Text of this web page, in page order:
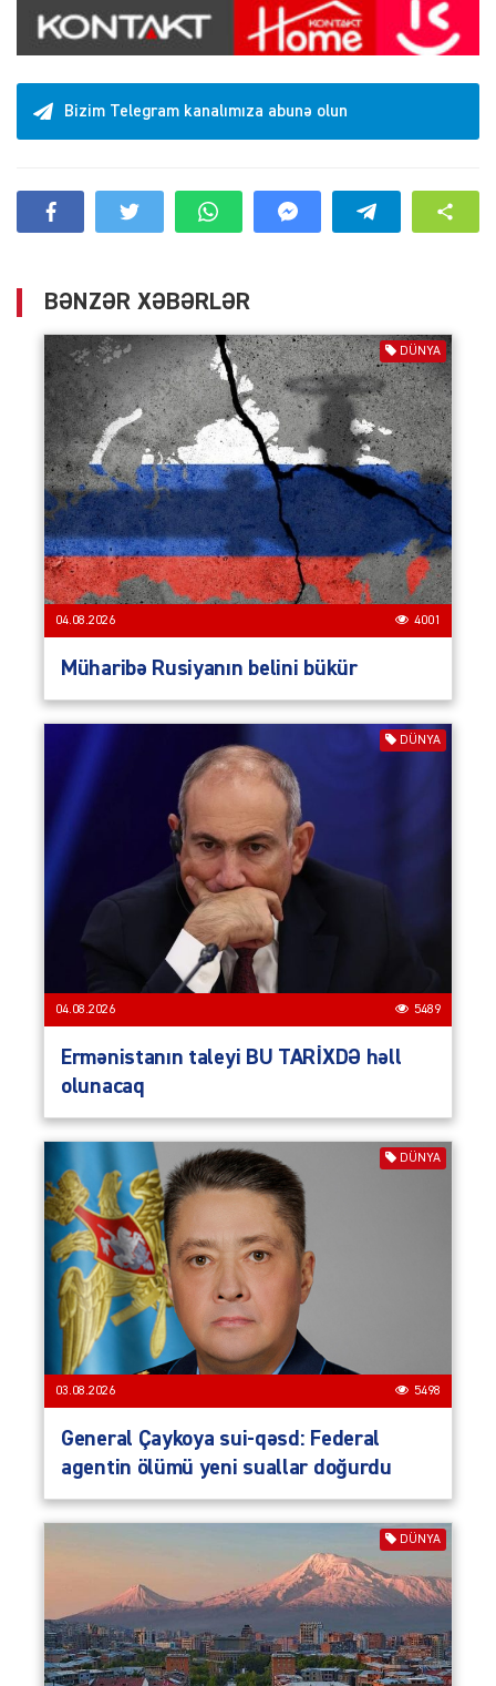
Bizim Telegram kanalımıza abunə olun
BƏNZƏR XƏBƏRLƏR
DÜNYA
04.08.2026 4001
Müharibə Rusiyanın belini bükür
DÜNYA
04.08.2026 5489
Ermənistanın taleyi BU TARİXDƏ həll
olunacaq
DÜNYA
03.08.2026 5498
General Çaykoya sui-qəsd: Federal
agentin ölümü yeni suallar doğurdu
DÜNYA